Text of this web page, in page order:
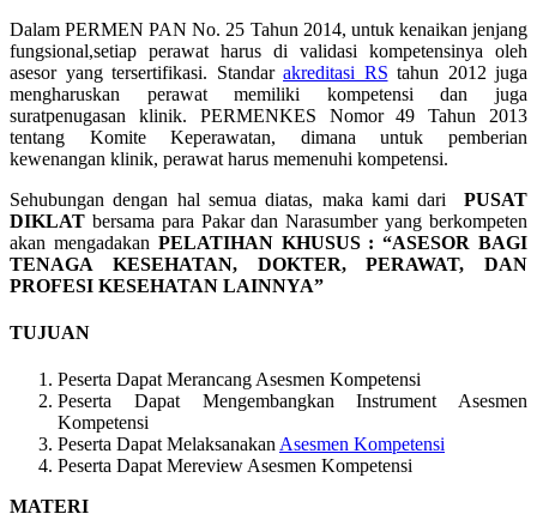
Dalam PERMEN PAN No. 25 Tahun 2014, untuk kenaikan jenjang
fungsional,setiap perawat harus di validasi kompetensinya oleh
asesor yang tersertifikasi. Standar akreditasi RS tahun 2012 juga
mengharuskan perawat memiliki kompetensi dan juga
suratpenugasan klinik. PERMENKES Nomor 49 Tahun 2013
tentang Komite Keperawatan, dimana untuk pemberian
kewenangan klinik, perawat harus memenuhi kompetensi.
Sehubungan dengan hal semua diatas, maka kami dari PUSAT
DIKLAT bersama para Pakar dan Narasumber yang berkompeten
akan mengadakan PELATIHAN KHUSUS :“ASESOR BAGI
TENAGA KESEHATAN, DOKTER, PERAWAT, DAN
PROFESI KESEHATAN LAINNYA”
TUJUAN
Peserta Dapat Merancang Asesmen Kompetensi
Peserta Dapat Mengembangkan Instrument Asesmen
Kompetensi
Peserta Dapat Melaksanakan Asesmen Kompetensi
Peserta Dapat Mereview Asesmen Kompetensi
MATERI